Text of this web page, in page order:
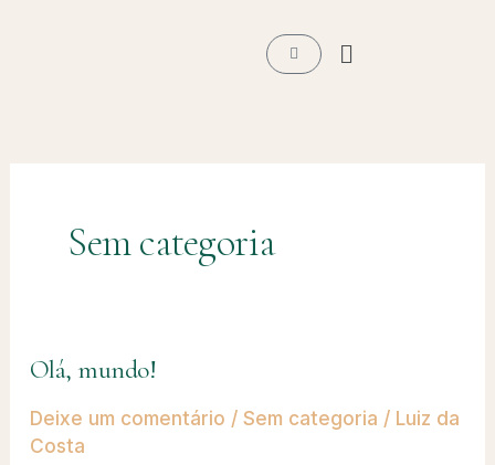
CarrinhoMenu
Sem categoria
Olá, mundo!
Deixe um comentário / Sem categoria / Luiz da
Costa
Olá,